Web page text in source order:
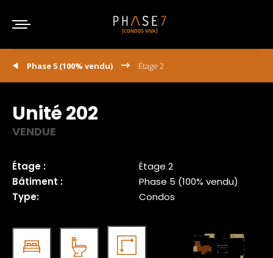
Phase 5 (100% vendu) Étage 2
Unité 202
VENDUE
Étage :
Étage 2
Bâtiment :
Phase 5 (100% vendu)
Type:
Condos